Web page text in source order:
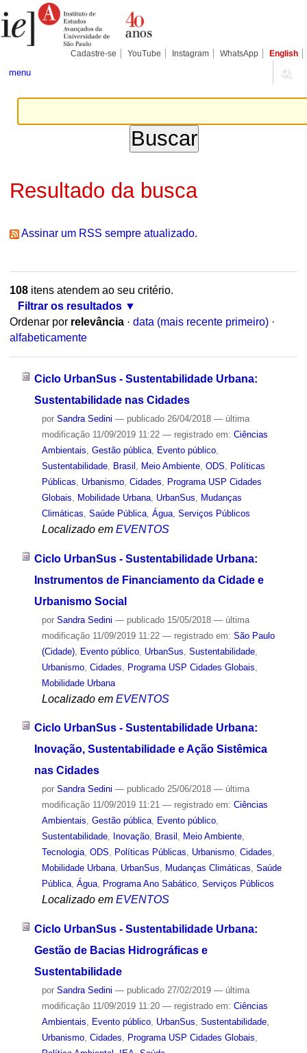
para
conteúdo.
Pessoais
Cadastre-se YouTube Instagram WhatsApp English
menu
Resultado da busca
Assinar um RSS sempre atualizado.
108itens atendem ao seu critério.
Filtrar os resultados
Ordenar por relevância · data (mais recente primeiro) ·
alfabeticamente
Ciclo UrbanSus - Sustentabilidade Urbana:
Sustentabilidade nas Cidades
por Sandra Sedini — publicado26/04/2018 — última
modificação11/09/2019 11:22 — registrado em: Ciências
Ambientais Gestão pública, Evento público,
Sustentabilidade, Brasil Meio Ambiente, ODS
Políticas
Públicas
Urbanismo, Cidades
Programa USP Cidades
Globais
Mobilidade Urbana, UrbanSus
Mudanças
Climáticas Saúde Pública, Água, Serviços Públicos
Localizado em EVENTOS
Ciclo UrbanSus - Sustentabilidade Urbana:
Instrumentos de Financiamento da Cidade e
Urbanismo Social
por Sandra Sedini — publicado15/05/2018 — última
modificação11/09/2019 11:22 — registrado em: São Paulo
(Cidade), Evento público, UrbanSus Sustentabilidade,
Urbanismo, Cidades Programa USP Cidades Globais
Mobilidade Urbana
Localizado em EVENTOS
Ciclo UrbanSus - Sustentabilidade Urbana:
Inovação, Sustentabilidade e Ação Sistêmica
nas Cidades
por Sandra Sedini — publicado25/06/2018 — última
modificação11/09/2019 11:21 — registrado em: Ciências
Ambientais, Gestão pública, Evento público,
Sustentabilidade, Inovação, Brasil , Meio Ambiente,
Tecnologia, ODS, Políticas Públicas, Urbanismo, Cidades,
Mobilidade Urbana, UrbanSus, Mudanças Climáticas, Saúde
Pública, Água, Programa Ano Sabático, Serviços Públicos
Localizado em EVENTOS
Ciclo UrbanSus - Sustentabilidade Urbana:
Gestão de Bacias Hidrográficas e
Sustentabilidade
por Sandra Sedini — publicado27/02/2019 — última
modificação11/09/2019 11:20 — registrado em: Ciências
Ambientais, Evento público, UrbanSus, Sustentabilidade,
Urbanismo, Cidades, Programa USP Cidades Globais,